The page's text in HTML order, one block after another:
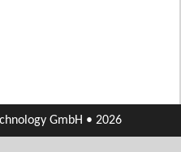
GmbH • 2026